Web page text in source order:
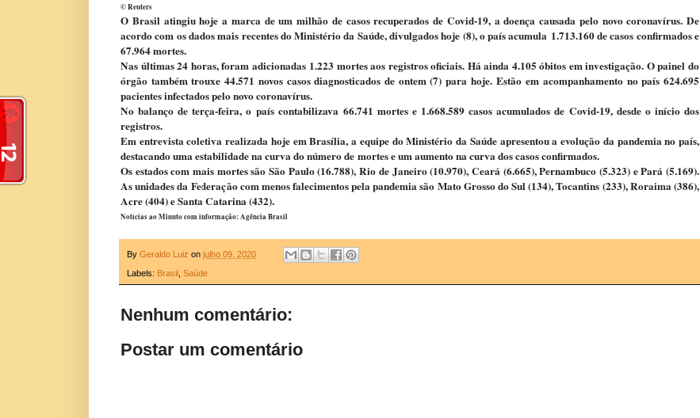
© Reuters
O Brasil atingiu hoje a marca de um milhão de casos recuperados de Covid-19, a doença causada pelo novo coronavírus. De
acordo com os dados mais recentes do Ministério da Saúde, divulgados hoje (8), o país acumula 1.713.160 de casos confirmados e
67.964 mortes.
Nas últimas 24 horas, foram adicionadas 1.223 mortes aos registros oficiais. Há ainda 4.105 óbitos em investigação. O painel do
órgão também trouxe 44.571 novos casos diagnosticados de ontem (7) para hoje. Estão em acompanhamento no país 624.695
pacientes infectados pelo novo coronavírus.
No balanço de terça-feira, o país contabilizava 66.741 mortes e 1.668.589 casos acumulados de Covid-19, desde o início dos
registros.
Em entrevista coletiva realizada hoje em Brasília, a equipe do Ministério da Saúde apresentou a evolução da pandemia no país,
destacando uma estabilidade na curva do número de mortes e um aumento na curva dos casos confirmados.
Os estados com mais mortes são São Paulo (16.788), Rio de Janeiro (10.970), Ceará (6.665), Pernambuco (5.323) e Pará (5.169).
As unidades da Federação com menos falecimentos pela pandemia são Mato Grosso do Sul (134), Tocantins (233), Roraima (386),
Acre (404) e Santa Catarina (432).
Notícias ao Minuto com informação: Agência Brasil
By Geraldo Luiz on julho 09, 2020
Labels: Brasil Saúde
Nenhum comentário:
Postar um comentário